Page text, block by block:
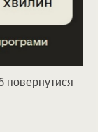
повернутися